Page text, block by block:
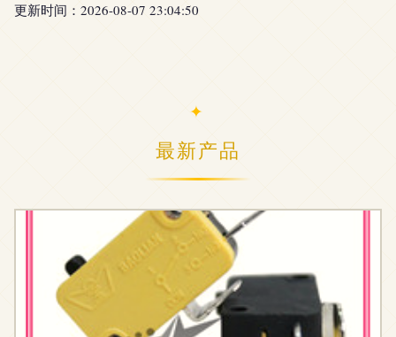
更新时间：2026-08-07 23:04:50
最新产品